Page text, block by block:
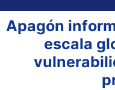
Apagón
escala